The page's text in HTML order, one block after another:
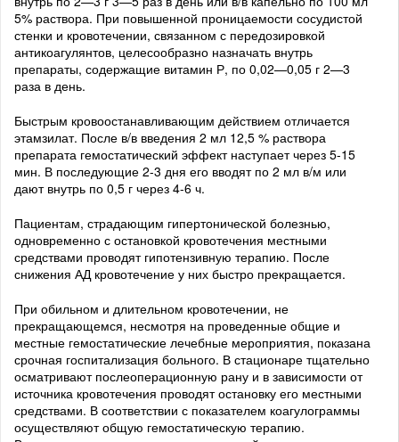
5% раствора. При повышенной проницаемости сосудистой
стенки и кровотечении, связанном с передозировкой
антикоагулянтов, целесообразно назначать внутрь
препараты, содержащие витамин Р, по 0,02—0,05 г 2—3
раза в день.
Быстрым кровоостанавливающим действием отличается
этамзилат. После в/в введения 2 мл 12,5 % раствора
препарата гемостатический эффект наступает через 5-15
мин. В последующие 2-3 дня его вводят по 2 мл в/м или
дают внутрь по 0,5 г через 4-6 ч.
Пациентам, страдающим гипертонической болезнью,
одновременно с остановкой кровотечения местными
средствами проводят гипотензивную терапию. После
снижения АД кровотечение у них быстро прекращается.
При обильном и длительном кровотечении, не
прекращающемся, несмотря на проведенные общие и
местные гемостатические лечебные мероприятия, показана
срочная госпитализация больного. В стационаре тщательно
осматривают послеоперационную рану и в зависимости от
источника кровотечения проводят остановку его местными
средствами. В соответствии с показателем коагулограммы
осуществляют общую гемостатическую терапию.